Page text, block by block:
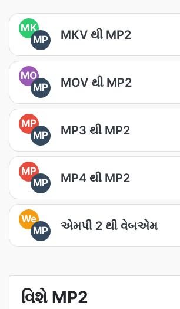
MK
MP
MKV થી MP2
MO
MP
MOV થી MP2
MP
MP
MP3 થી MP2
MP
MP
MP4 થી MP2
We
MP
એમપી 2 થી વેબએમ
વિશે MP2